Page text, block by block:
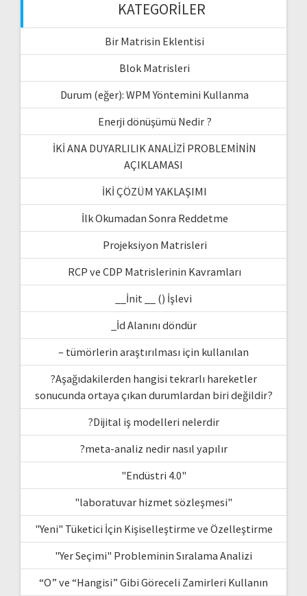
KATEGORILER
Bir Matrisin Eklentisi
Blok Matrisleri
Durum (eğer): WPM Yöntemini Kullanma
Enerji dönüşümü Nedir ?
İKİ ANA DUYARLILIK ANALİZİ PROBLEMİNİN
AÇIKLAMASI
İKİ ÇÖZÜM YAKLAŞIMI
İlk Okumadan Sonra Reddetme
Projeksiyon Matrisleri
RCP ve CDP Matrislerinin Kavramları
__İnit __ () İşlevi
_İd Alanını döndür
– tümörlerin araştırılması için kullanılan
?Aşağıdakilerden hangisi tekrarlı hareketler
sonucunda ortaya çıkan durumlardan biri değildir?
?Dijital iş modelleri nelerdir
?meta-analiz nedir nasıl yapılır
"Endüstri 4.0"
"laboratuvar hizmet sözleşmesi"
"Yeni" Tüketici İçin Kişiselleştirme ve Özelleştirme
"Yer Seçimi" Probleminin Sıralama Analizi
“O” ve “Hangisi” Gibi Göreceli Zamirleri Kullanın